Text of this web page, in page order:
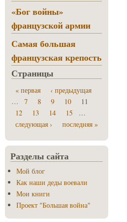
«Бог войны»
французской армии
Самая большая
французская крепость
Страницы
« первая
‹ предыдущая
…
7 8 9 10
11
12
13 14 15
…
следующая ›
последняя »
Разделы сайта
Мой блог
Как наши деды воевали
Мои книги
Проект "Большая война"